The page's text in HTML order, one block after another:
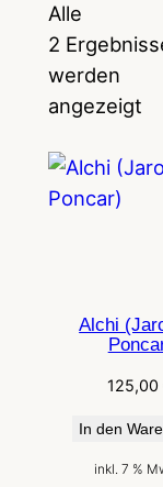
Alle
2
werden
angezeigt
Alchi
125,00
In den
inkl. 7 %